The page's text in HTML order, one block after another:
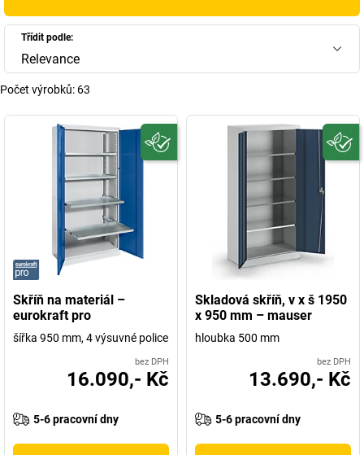
Třídit podle:
Relevance
Počet výrobků: 63
Skříň na materiál –
eurokraft pro
šířka 950 mm, 4 výsuvné police
bez DPH
16.090,- Kč
5-6 pracovní dny
Skladová skříň, v x š 1950
x 950 mm – mauser
hloubka 500 mm
bez DPH
13.690,- Kč
5-6 pracovní dny